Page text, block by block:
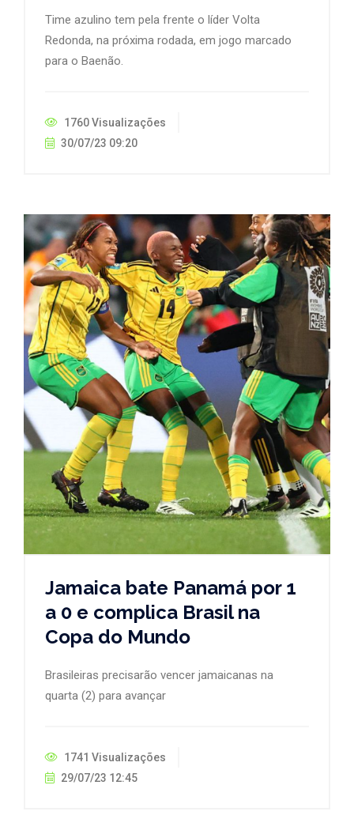
Time azulino tem pela frente o líder Volta
Redonda, na próxima rodada, em jogo marcado
para o Baenão.
1760 Visualizações
30/07/23 09:20
Jamaica bate Panamá por 1
a 0 e complica Brasil na
Copa do Mundo
Brasileiras precisarão vencer jamaicanas na
quarta (2) para avançar
1741 Visualizações
29/07/23 12:45